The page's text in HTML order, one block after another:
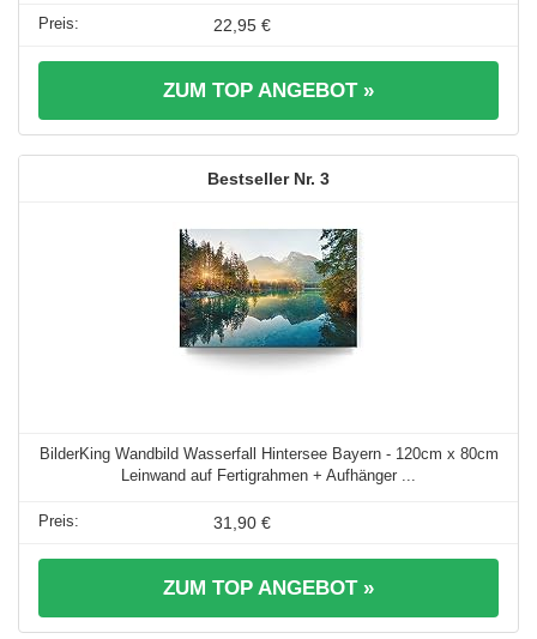
22,95 €
ZUM TOP ANGEBOT »
3
BilderKing Wandbild Wasserfall Hintersee Bayern - 120cm x 80cm
Leinwand auf Fertigrahmen + Aufhänger ...
31,90 €
ZUM TOP ANGEBOT »